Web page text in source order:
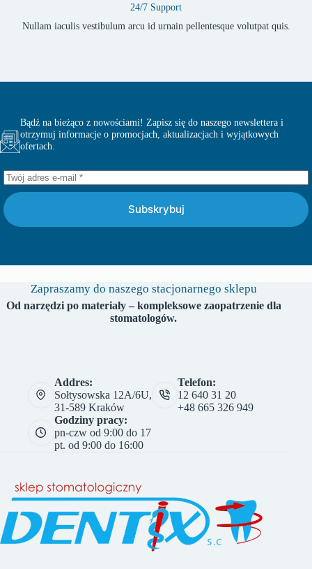
24/7 Support
Nullam iaculis vestibulum arcu id urnain pellentesque volutpat quis.
Bądź na bieżąco z nowościami! Zapisz się do naszego newslettera i
otrzymuj informacje o promocjach, aktualizacjach i wyjątkowych
ofertach.
Subskrybuj
Zapraszamy do naszego stacjonarnego sklepu
Od narzędzi po materiały – kompleksowe zaopatrzenie dla
stomatologów.
Addres:
Sołtysowska 12A/6U,
31-589 Kraków
Telefon:
12 640 31 20
+48 665 326 949
Godziny pracy:
pn-czw od 9:00 do 17
pt. od 9:00 do 16:00